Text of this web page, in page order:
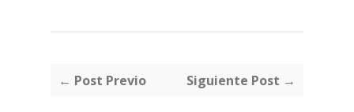
← Post Previo Siguiente Post →